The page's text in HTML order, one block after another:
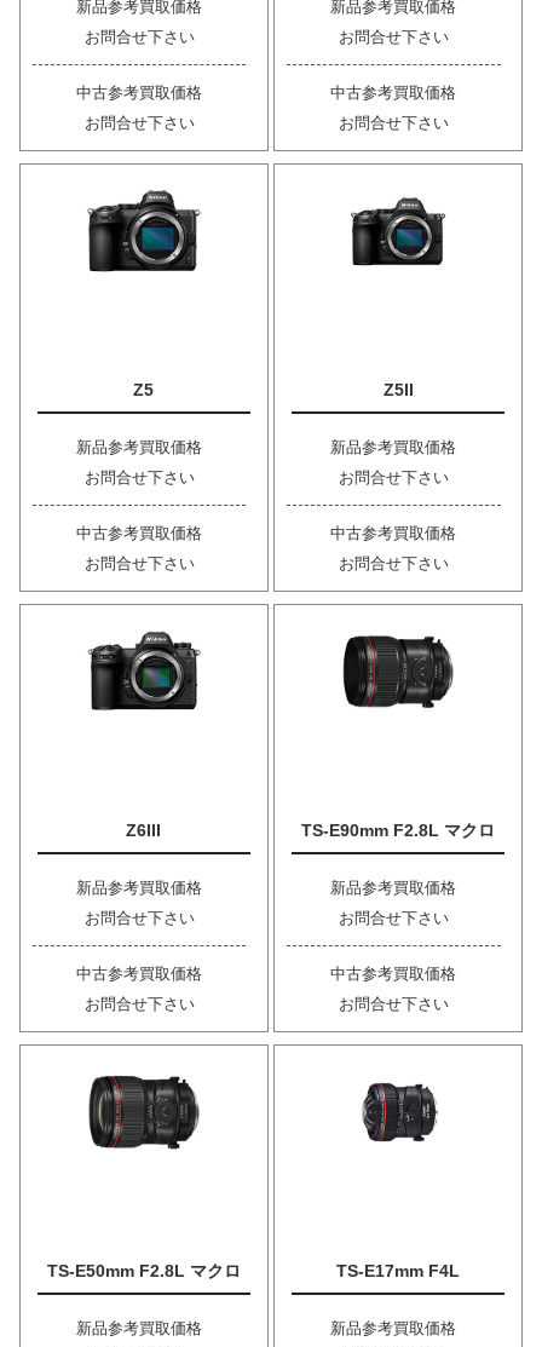
新品参考買取価格
お問合せ下さい
中古参考買取価格
お問合せ下さい
新品参考買取価格
お問合せ下さい
中古参考買取価格
お問合せ下さい
Z5
新品参考買取価格
お問合せ下さい
中古参考買取価格
お問合せ下さい
Z5II
新品参考買取価格
お問合せ下さい
中古参考買取価格
お問合せ下さい
Z6III
新品参考買取価格
お問合せ下さい
中古参考買取価格
お問合せ下さい
TS-E90mm F2.8L マクロ
新品参考買取価格
お問合せ下さい
中古参考買取価格
お問合せ下さい
TS-E50mm F2.8L マクロ
新品参考買取価格
TS-E17mm F4L
新品参考買取価格